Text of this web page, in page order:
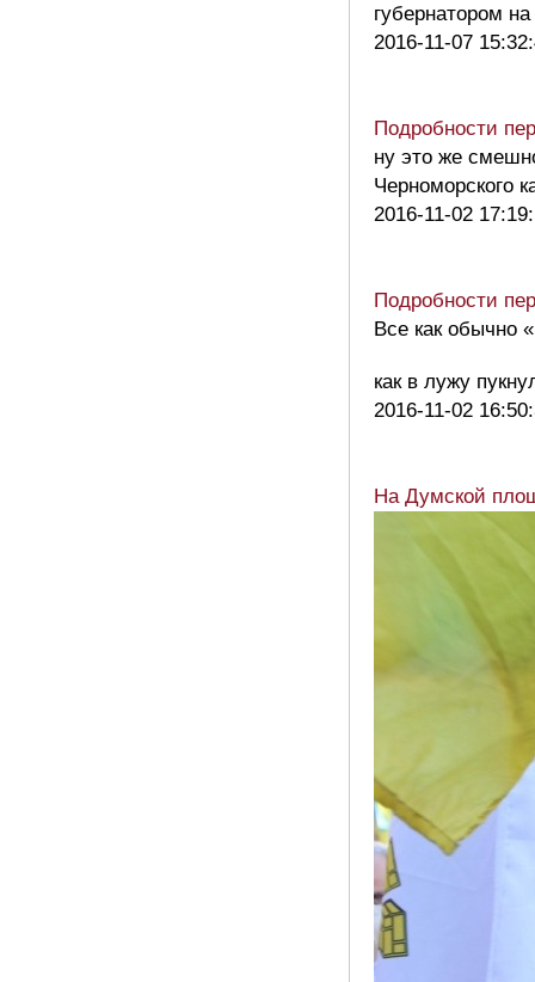
губернатором
2016-11-07
Подробности
ну это же
Черноморского
2016-11-02
Подробности
Все как обычно
как в лужу
2016-11-02
На Думской